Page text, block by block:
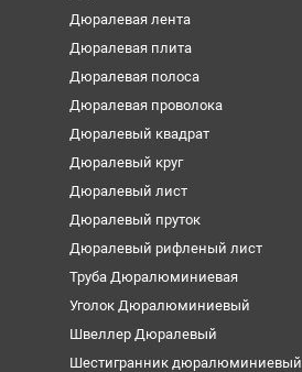
Дюралевая лента
Дюралевая плита
Дюралевая полоса
Дюралевая проволока
Дюралевый квадрат
Дюралевый круг
Дюралевый лист
Дюралевый пруток
Дюралевый рифленый лист
Труба Дюралюминиевая
Уголок Дюралюминиевый
Швеллер Дюралевый
Шестигранник дюралюминиевый